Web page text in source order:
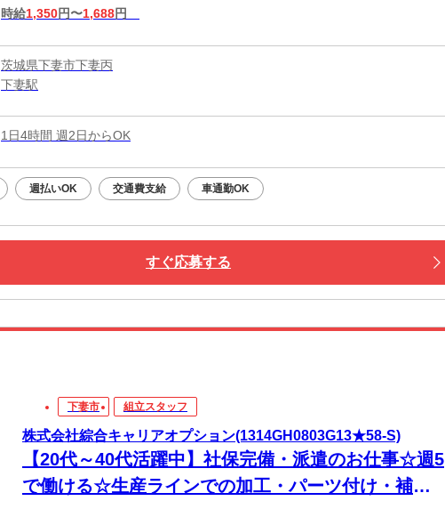
時給1,350円〜1,688円
茨城県下妻市下妻丙
下妻駅
1日4時間 週2日からOK
週払いOK 交通費支給 車通勤OK
すぐ応募する
下妻市 組立スタッフ
株式会社綜合キャリアオプション(1314GH0803G13★58-S)
【20代～40代活躍中】社保完備・派遣のお仕事☆週5
で働ける☆生産ラインでの加工・パーツ付け・補助